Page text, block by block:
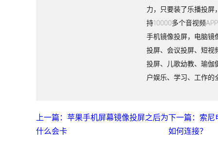
力，只要装了乐播投屏
持10000多个音视频
手机镜像投屏，电脑镜
投屏、会议投屏、短视
投屏、儿歌幼教、瑜伽
户娱乐、学习、工作的
上一篇：苹果手机屏幕镜像投屏之后为
什么会卡
下一篇：索尼
如何连接？